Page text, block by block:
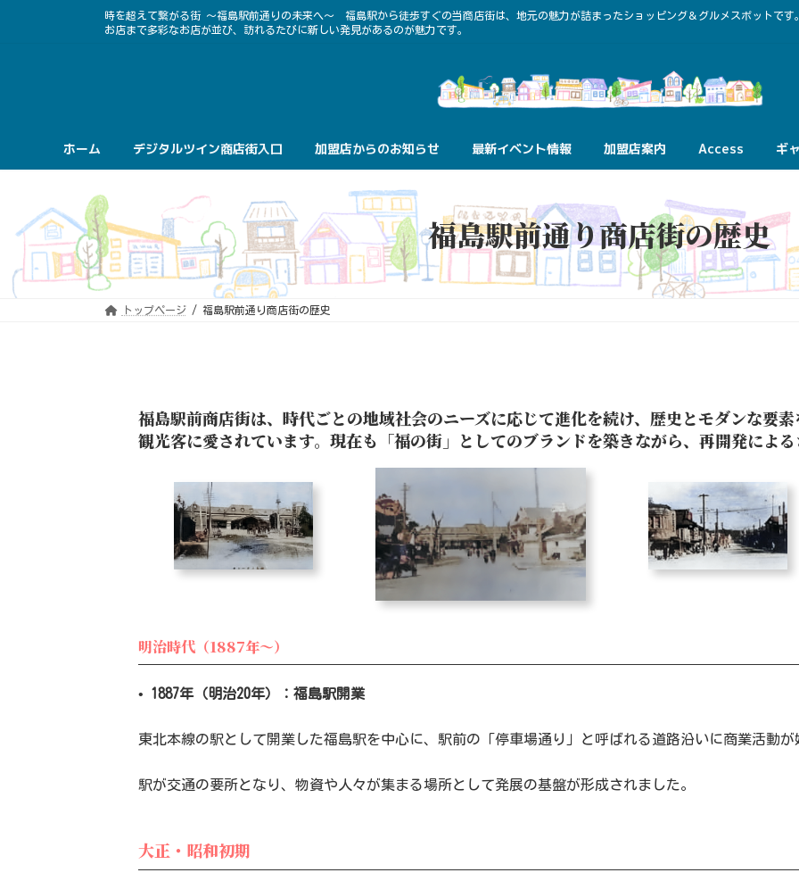
時を超えて繋がる街 ～福島駅前通りの未来へ～ 福島駅から徒歩すぐの当商店街は、地元の魅力が詰まったショッピング＆グルメスポットで
お店まで多彩なお店が並び、訪れるたびに新しい発見があるのが魅力です。
ホーム デジタルツイン商店街入口 加盟店からのお知らせ 最新イベント情報 加盟店案内 Access ギ
福島駅前通り商店街の歴史
トップページ 福島駅前通り商店街の歴史
福島駅前商店街は、時代ごとの地域社会のニーズに応じて進化を続け、歴史とモダンな要
観光客に愛されています。現在も「福の街」としてのブランドを築きながら、再開発によ
明治時代（1887年～）
• 1887年（明治20年）：福島駅開業
東北本線の駅として開業した福島駅を中心に、駅前の「停車場通り」と呼ばれる道路沿いに商業活動
駅が交通の要所となり、物資や人々が集まる場所として発展の基盤が形成されました。
大正・昭和初期